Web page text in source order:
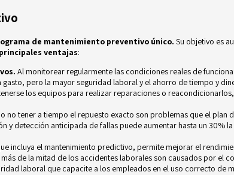
de mantenimiento preventivo único. Su objetivo es
ventajas:
Al monitorear regularmente las condiciones reales de
pero la mayor seguridad laboral y el ahorro de tiempo y
los equipos para realizar reparaciones o
no tener a tiempo el repuesto exacto son problemas que el plan
y detección anticipada de fallas puede aumentar hasta un 30%
incluya el mantenimiento predictivo, permite mejorar el
de la mitad de los accidentes laboralesson causados por el
laboral que capacite a los empleados en el uso correcto de